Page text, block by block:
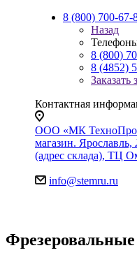
8 (800) 700-67-
Назад
8 (800)
8 (4852)
Заказать
Контактная
ООО «МК
магазин.
(адрес склада), ТЦ
info@stemru.ru